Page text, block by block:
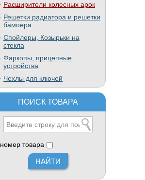
Расширители колесных арок
Решетки радиатора и решетки
бампера
Спойлеры, Козырьки на
стекла
Фаркопы, прицепные
устройства
Чехлы для ключей
ПОИСК ТОВАРА
номер товара